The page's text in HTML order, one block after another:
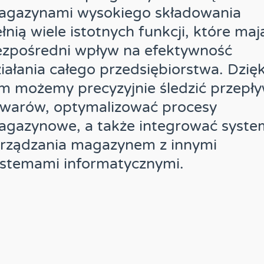
wysokiego składowania
wiele istotnych funkcji, które
wpływ na efektywność
całego przedsiębiorstwa.
możemy precyzyjnie śledzić
optymalizować procesy
a także integrować
magazynem z innymi
informatycznymi.